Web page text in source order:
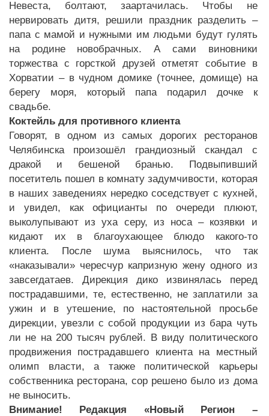
Невеста, болтают, заартачилась. Чтобы не
нервировать дитя, решили праздник разделить –
папа с мамой и нужными им людьми будут гулять
на родине новобрачных. А сами виновники
торжества с горсткой друзей отметят событие в
Хорватии – в чудном домике (точнее, домище) на
берегу моря, который папа подарил дочке к
свадьбе.
Коктейль для противного клиента
Говорят, в одном из самых дорогих ресторанов
Челябинска произошёл грандиозный скандал с
дракой и бешеной бранью. Подвыпивший
посетитель пошел в комнату задумчивости, которая
в наших заведениях нередко соседствует с кухней,
и увидел, как официанты по очереди плюют,
выколупывают из уха серу, из носа – козявки и
кидают их в благоухающее блюдо какого-то
клиента. После шума выяснилось, что так
«наказывали» чересчур капризную жену одного из
завсегдатаев. Дирекция дико извинялась перед
пострадавшими, те, естественно, не заплатили за
ужин и в утешение, по настоятельной просьбе
дирекции, увезли с собой продукции из бара чуть
ли не на 200 тысяч рублей. В виду политического
продвижения пострадавшего клиента на местный
олимп власти, а также политической карьеры
собственника ресторана, сор решено было из дома
не выносить.
Внимание! Редакция «Новый Регион –